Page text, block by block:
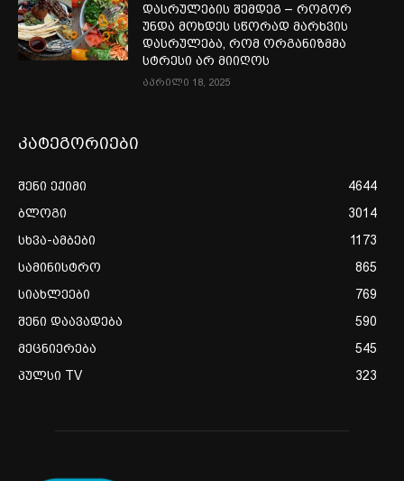
დასრულების შემდეგ – როგორ
უნდა მოხდეს სწორად მარხვის
დასრულება, რომ ორგანიზმმა
სტრესი არ მიიღოს
აპრილი 18, 2025
კატეგორიები
შენი ექიმი
4644
ბლოგი
3014
სხვა-ამბები
1173
სამინისტრო
865
სიახლეები
769
შენი დაავადება
590
მეცნიერება
545
პულსი TV
323